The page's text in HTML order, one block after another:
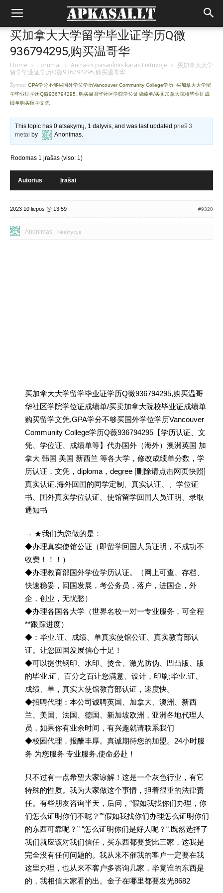
买加拿大大学留学毕业证学历Q微
936794295,购买温哥华
Home › Forumai › Antrasis pasaulinis karas Lietuvoje › 买加拿大大学
留学毕业证学历Q微936794295,购买温哥华
Žymos: GPA学分不够买国外学位学历Vancouver Community College学历 买加拿大大学留
学毕业证学历Q微936794295
购买温哥华社区学院学位证成绩单/买卖加拿大院校毕业证成
绩单购买留学文凭
This topic has 0 atsakymų, 1 dalyvis, and was last updatedprieš 3
metai by Anonimas.
Rodomas 1 įrašas (viso: 1)
Autorius Įrašai
2023 10 liepos @ 13:59 #9320
Anonimas Neaktyvus
买加拿大大学留学毕业证学历Q微936794295,购买温哥
华社区学院学位证成绩单/买卖加拿大院校毕业证成绩单
购买留学文凭,GPA学分不够买国外学位学历Vancouver
Community College学历Q薇936794295【学历认证、文
凭、学位证、成绩单等】代办国外（海外）澳洲英国 加
拿大 韩国 美国 新西兰 等各大学，修改成绩单分数，学
历认证，文凭，diploma，degree [删除请点击网页快照]
真实认证.海外回囯的同学定制、真实认证、、学位证
书、囯外真实学位认证、使馆留学回囯人员证明、录取
通知书
→ ★我们为您做的是：
◆办理真实使馆公证（即留学回国人员证明，不成功不
收费！！！）
◆办理教育部国外学位学历认证。（网上可查、存档、
快速稳妥，回国发展，考公务员，落户，进国企，外
企，创业，无忧愁）
◆办理各国各大学（世界名校一对一专业服务，可全程
**跟踪进度）
◆：毕业.证、成绩、单真实使馆公证、真实教育部认
证。让您回国发展信心十足！
◆可以提供钢印、水印、烫金、激光防伪、凹凸版、版
的毕业.证、百分之百让您满意、设计，印刷;毕业.证、
成绩、单，真实大使馆教育部认证，速度快。
◆招聘代理：本公司诚聘英国、加拿大、澳洲、新西
兰、美国、法国、德国、新加坡欧洲，亚洲各地代理人
员，如果你有业余时间，有兴趣就请联系我们
◆校园代理，报酬丰厚。真诚期待您的加盟。24小时服
务 为您服务 专业服务,使命必赴！
只不过有一点希望大家谅解！这是一个灰色行业，有它
特殊的性质。我为大家做这个事情，担着很重的法律责
任。有些朋友咨询半天，后问，“假如我找你们办理，你
们怎么证明你们不呢？”“假如我找你们办理怎么证明你们
的东西可靠呢？” “怎么证明你们是好人呢？“.既然选择了
我们就应该对我们信任，买东西都要货比三家，这我是
完全没有任何问题的。我从来不催我的客户一定要在我
这里办理，也从来不客户多咨询几家，毕竟谁的东西是
的，我相信大家看的出。金子在哪里都要发光8682